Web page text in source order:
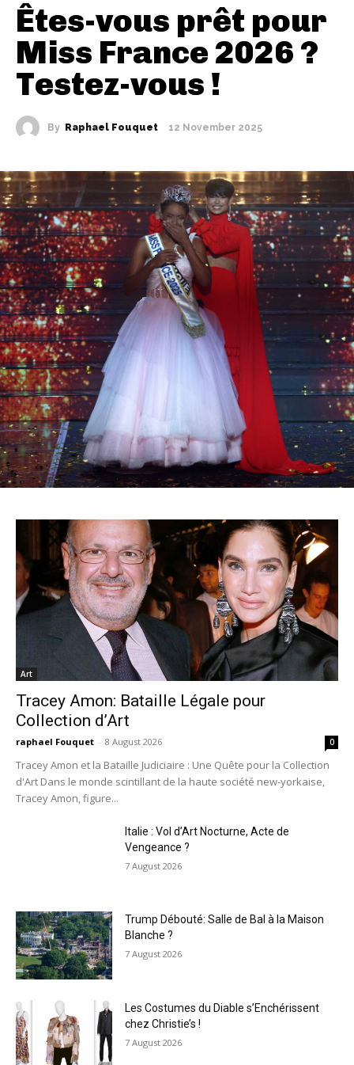
Êtes-vous prêt pour
Miss France 2026 ?
Testez-vous !
By Raphael Fouquet 12 November 2025
Art
Tracey Amon: Bataille Légale pour
Collection d’Art
raphael Fouquet - 8 August 2026 0
Tracey Amon et la Bataille Judiciaire : Une Quête pour la Collection
d'Art Dans le monde scintillant de la haute société new-yorkaise,
Tracey Amon, figure...
Italie : Vol d’Art Nocturne, Acte de
Vengeance ?
7 August 2026
Trump Débouté: Salle de Bal à la Maison
Blanche ?
7 August 2026
Les Costumes du Diable s’Enchérissent
chez Christie’s !
7 August 2026